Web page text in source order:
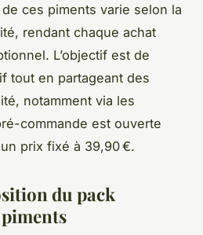
ces piments varie selon la
rendant chaque achat
L’objectif est de
tout en partageant des
notamment via les
commande est ouverte
prix fixé à 39,90 €.
du pack